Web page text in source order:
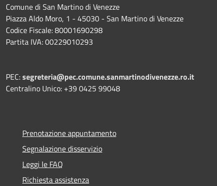
Comune di San Martino di Venezze
Piazza Aldo Moro, 1 - 45030 - San Martino di Venezze
Codice Fiscale: 80001690298
Partita IVA: 00229010293
PEC:segreteria@pec.comune.sanmartinodivenezze.ro.it
Centralino Unico: +39 0425 99048
Prenotazione appuntamento
Segnalazione disservizio
Leggi le FAQ
Richiesta assistenza